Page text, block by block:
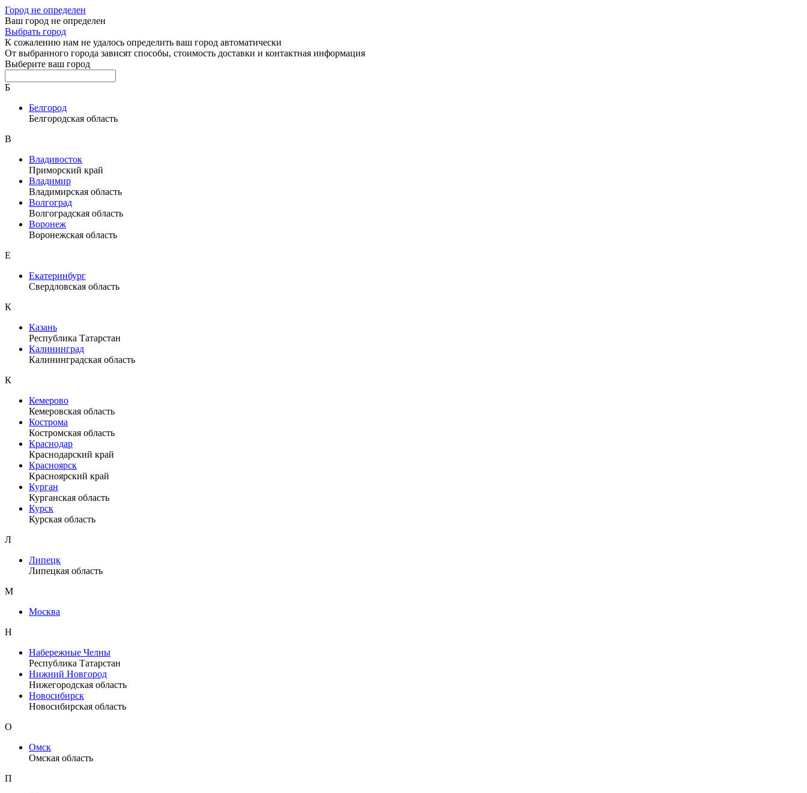
Город не определен
Ваш город не определен
Выбрать город
К сожалению нам не удалось определить ваш город автоматически
От выбранного города зависят способы, стоимость доставки и контактная информация
Выберите ваш город
Б
Белгород
Белгородская область
В
Владивосток
Приморский край
Владимир
Владимирская область
Волгоград
Волгоградская область
Воронеж
Воронежская область
Е
Екатеринбург
Свердловская область
К
Казань
Республика Татарстан
Калининград
Калининградская область
К
Кемерово
Кемеровская область
Кострома
Костромская область
Краснодар
Краснодарский край
Красноярск
Красноярский край
Курган
Курганская область
Курск
Курская область
Л
Липецк
Липецкая область
М
Москва
Н
Набережные Челны
Республика Татарстан
Нижний Новгород
Нижегородская область
Новосибирск
Новосибирская область
О
Омск
Омская область
П